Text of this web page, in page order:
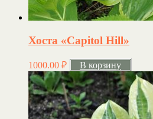
Хоста «Capitol Hill»
1000.00 ₽ В корзину